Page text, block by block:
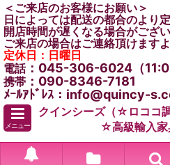
＜ご来店のお客様にお願い＞
日によっては配送の都合のより
開店時間が遅くなる場合がござい
ご来店の場合はご連絡頂けます
定休日：日曜日
電話：045-306-6024（
携帯 ：090-8346-7181
ﾒｰﾙｱﾄﾞﾚｽ：info@quincy-
メニュー
クインシーズ（☆ロココ
☆高級輸入家